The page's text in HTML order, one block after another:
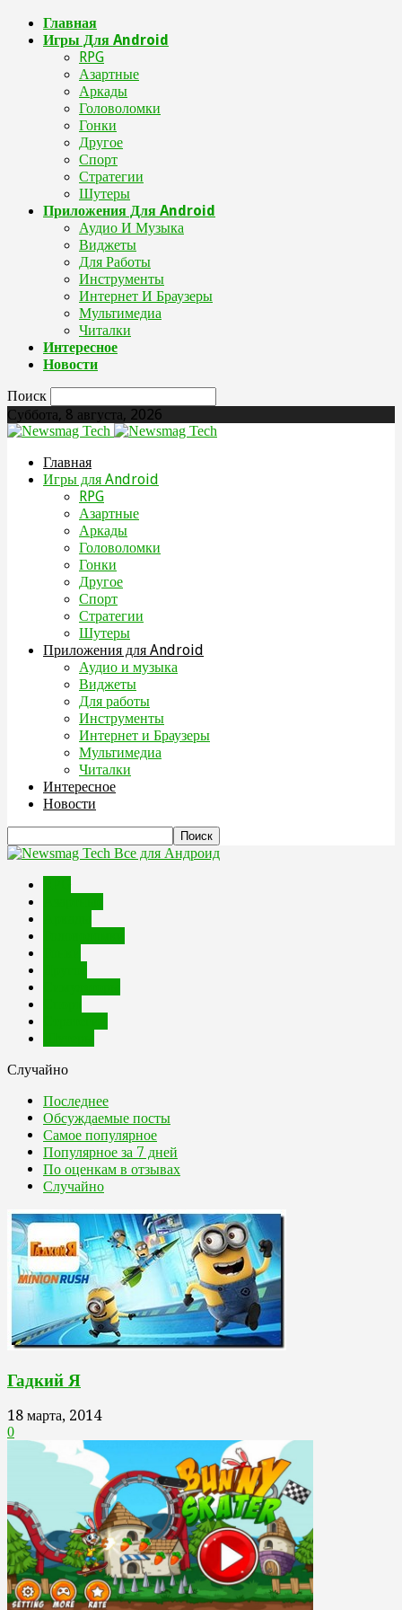
Главная
Игры Для Android
RPG
Азартные
Аркады
Головоломки
Гонки
Другое
Спорт
Стратегии
Шутеры
Приложения Для Android
Аудио И Музыка
Виджеты
Для Работы
Инструменты
Интернет И Браузеры
Мультимедиа
Читалки
Интересное
Новости
Поиск
Суббота, 8 августа, 2026
Главная
Игры для Android
RPG
Азартные
Аркады
Головоломки
Гонки
Другое
Спорт
Стратегии
Шутеры
Приложения для Android
Аудио и музыка
Виджеты
Для работы
Инструменты
Интернет и Браузеры
Мультимедиа
Читалки
Интересное
Новости
Все для Андроид
Случайно
Последнее
Обсуждаемые посты
Самое популярное
Популярное за 7 дней
По оценкам в отзывах
Случайно
Гадкий Я
18 марта, 2014
0